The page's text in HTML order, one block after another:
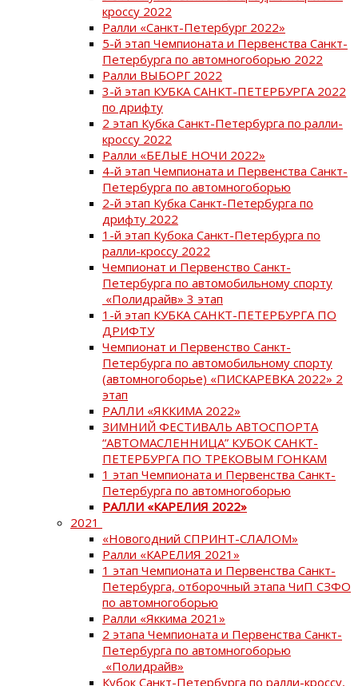
кроссу 2022
Ралли «Санкт-Петербург 2022»
5-й этап Чемпионата и Первенства Санкт-
Петербурга по автомногоборью 2022
Ралли ВЫБОРГ 2022
3-й этап КУБКА САНКТ-ПЕТЕРБУРГА 2022
по дрифту
2 этап Кубка Санкт-Петербурга по ралли-
кроссу 2022
Ралли «БЕЛЫЕ НОЧИ 2022»
4-й этап Чемпионата и Первенства Санкт-
Петербурга по автомногоборью
2-й этап Кубка Санкт-Петербурга по
дрифту 2022
1-й этап Кубока Санкт-Петербурга по
ралли-кроссу 2022
Чемпионат и Первенство Санкт-
Петербурга по автомобильному спорту
«Полидрайв» 3 этап
1-й этап КУБКА САНКТ-ПЕТЕРБУРГА ПО
ДРИФТУ
Чемпионат и Первенство Санкт-
Петербурга по автомобильному спорту
(автомногоборье) «ПИСКАРЕВКА 2022» 2
этап
РАЛЛИ «ЯККИМА 2022»
ЗИМНИЙ ФЕСТИВАЛЬ АВТОСПОРТА
“АВТОМАСЛЕННИЦА” КУБОК САНКТ-
ПЕТЕРБУРГА ПО ТРЕКОВЫМ ГОНКАМ
1 этап Чемпионата и Первенства Санкт-
Петербурга по автомногоборью
РАЛЛИ «КАРЕЛИЯ 2022»
2021
«Новогодний СПРИНТ-СЛАЛОМ»
Ралли «КАРЕЛИЯ 2021»
1 этап Чемпионата и Первенства Санкт-
Петербурга, отборочный этапа ЧиП СЗФО
по автомногоборью
Ралли «Яккима 2021»
2 этапа Чемпионата и Первенства Санкт-
Петербурга по автомногоборью
«Полидрайв»
Кубок Санкт-Петербурга по ралли-кроссу,